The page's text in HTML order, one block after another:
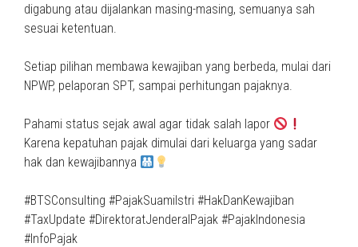
digabung atau dijalankan masing-masing, semuanya sah
sesuai ketentuan.
Setiap pilihan membawa kewajiban yang berbeda, mulai dari
NPWP, pelaporan SPT, sampai perhitungan pajaknya.
Pahami status sejak awal agar tidak salah lapor
Karena kepatuhan pajak dimulai dari keluarga yang sadar
hak dan kewajibannya
#BTSConsulting #PajakSuamiIstri #HakDanKewajiban
#TaxUpdate #DirektoratJenderalPajak #PajakIndonesia
#InfoPajak